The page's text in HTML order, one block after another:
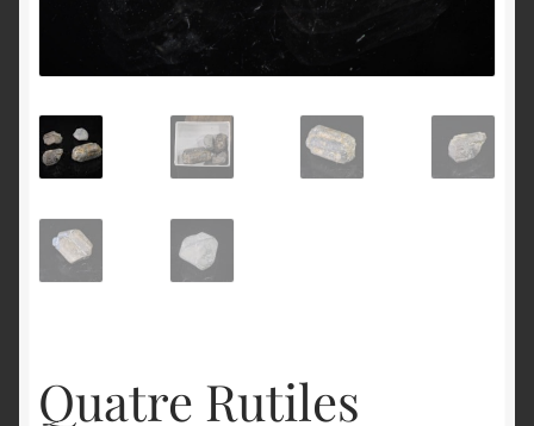
Quatre Rutiles